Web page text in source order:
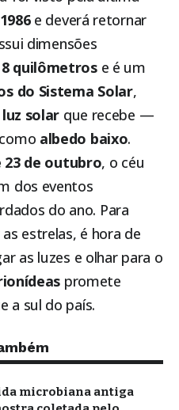
1986e deverá retornar
dimensões
8 quilômetrose é um
do Sistema Solar,
luz solar que recebe —
albedo baixo.
23 de outubro, o céu
dos eventos
do ano. Para
estrelas, é hora de
as luzes e olhar para o
promete
a sul do país.
microbiana antiga